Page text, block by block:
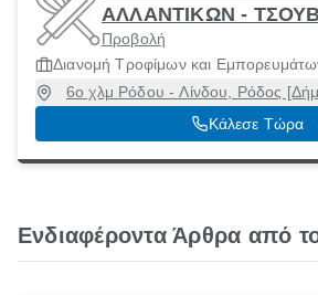
ΑΛΛΑΝΤΙΚΩΝ -
Προβολή
Διανομή Τροφίμων και
6ο χλμ Ρόδου - Λίνδου, Ρόδος
85100
Κάλεσε Τώρα
Ενδιαφέροντα Άρθρα από